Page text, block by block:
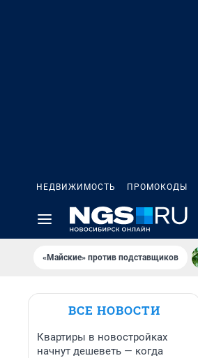
НЕДВИЖИМОСТЬ ПРОМОКОДЫ
«Майские» против подставщиков
ВСЕ НОВОСТИ
Квартиры в новостройках
начнут дешеветь — когда